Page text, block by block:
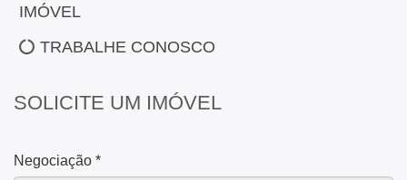
IMÓVEL
TRABALHE CONOSCO
SOLICITE UM IMÓVEL
Negociação *